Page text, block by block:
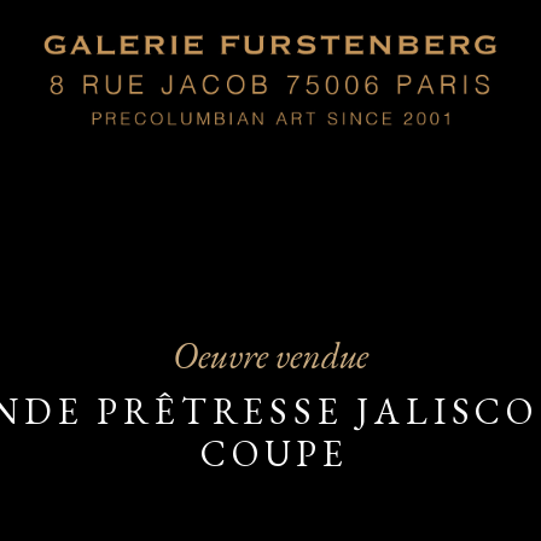
Oeuvre vendue
PRÊTRESSE
COUPE